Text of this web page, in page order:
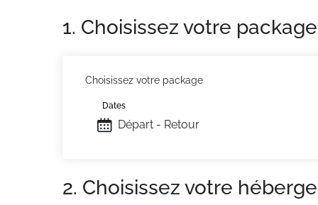
1. Choisissez votre package
Choisissez votre package
Départ - Retour
Dates
2. Choisissez votre